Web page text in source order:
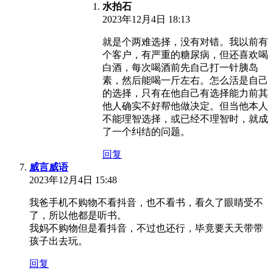
水拍石
2023年12月4日 18:13
就是个两难选择，没有对错。我以前有
个客户，有严重的糖尿病，但还喜欢喝
白酒，每次喝酒前先自己打一针胰岛
素，然后能喝一斤左右。怎么活是自己
的选择，只有在他自己有选择能力前其
他人确实不好帮他做决定。但当他本人
不能理智选择，或已经不理智时，就成
了一个纠结的问题。
回复
威言威语
2023年12月4日 15:48
我爸手机不购物不看抖音，也不看书，看久了眼睛受不
了，所以他都是听书。
我妈不购物但是看抖音，不过也还行，毕竟要天天带带
孩子出去玩。
回复